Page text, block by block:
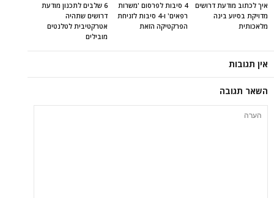
6 שלבים לתכנון מודעת
דרושים שתהיה
אטרקטיבית לטלנטים
מובילים
4 סיבות לפרסום 'משרות
רפאים' ו-4 סיבות לזניחת
הפרקטיקה הזאת
איך לכתוב מודעת דרושים
מדויקת בסיוע בינה
מלאכותית
אין תגובות
השאר תגובה